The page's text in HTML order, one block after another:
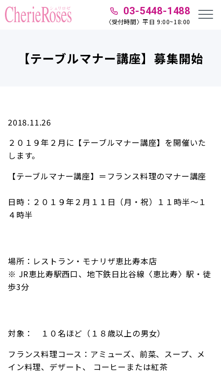
03-5448-1488
〈受付時間〉平日 9:00~18:00
【テーブルマナー講座】募集開始
2018.11.26
２０１９年２月に【テーブルマナー講座】を開催いた
します。
【テーブルマナー講座】＝フランス料理のマナー講座
日時：２０１９年２月１１日（月・祝）１１時半～１
４時半
場所：レストラン・モナリザ恵比寿本店
※ JR恵比寿駅西口、地下鉄日比谷線〈恵比寿〉駅・徒
歩3分
対象： １０名ほど（１８歳以上の男女）
フランス料理コース：アミューズ、前菜、スープ、メ
イン料理、デザート、 コーヒーまたは紅茶